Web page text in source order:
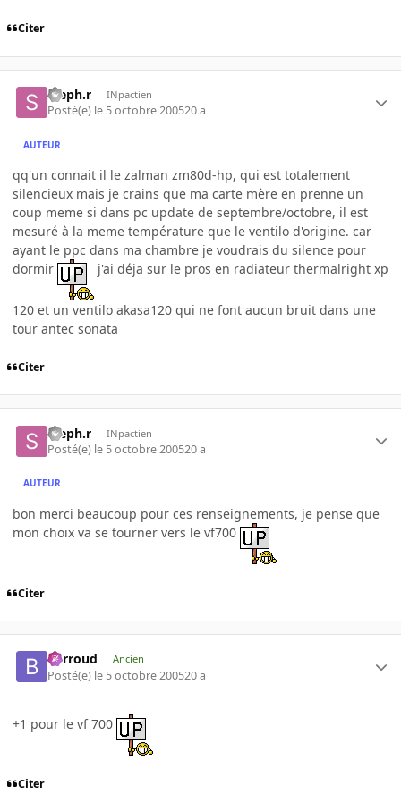
Citer
steph.r INpactien
Posté(e) le 5 octobre 200520 a
AUTEUR
qq'un connait il le zalman zm80d-hp, qui est totalement
silencieux mais je crains que ma carte mère en prenne un
coup meme si dans pc update de septembre/octobre, il est
mesuré à la meme température que le ventilo d'origine. car
ayant le ppc dans ma chambre je voudrais du silence pour
dormir
j'ai déja sur le pros en radiateur thermalright xp
120 et un ventilo akasa120 qui ne font aucun bruit dans une
tour antec sonata
Citer
steph.r INpactien
Posté(e) le 5 octobre 200520 a
AUTEUR
bon merci beaucoup pour ces renseignements, je pense que
mon choix va se tourner vers le vf700
Citer
Barroud Ancien
Posté(e) le 5 octobre 200520 a
+1 pour le vf 700
Citer